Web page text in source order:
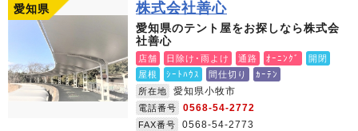
愛知県 株式会社善心
愛知県のテント屋をお探しなら株式会
社善心
店舗 日除け･雨よけ 通路 ｵｰﾆﾝｸﾞ
開閉
屋根
ｼｰﾄﾊｳｽ 間仕切り
ｶｰﾃﾝ
所在地
愛知県小牧市
電話番号 0568-54-2772
FAX番号 0568-54-2773